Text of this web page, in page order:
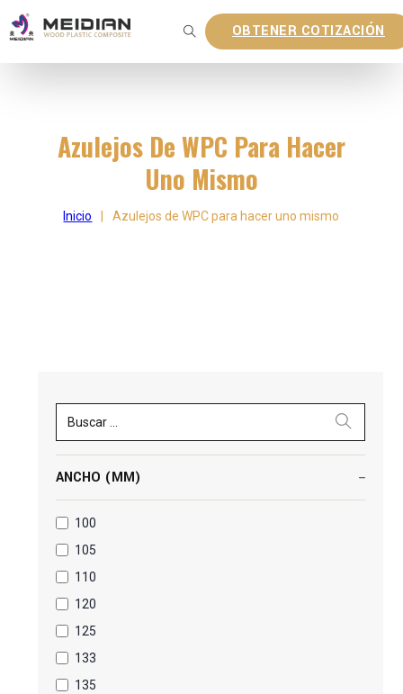
OBTENER COTIZACIÓN
Azulejos De WPC Para Hacer
Uno Mismo
Inicio Azulejos de WPC para hacer uno mismo
ANCHO (MM)
100
105
110
120
125
133
135